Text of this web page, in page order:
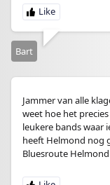
Bart
Jammer van alle
weet hoe het
leukere bands waar
heeft Helmond nog
Bluesroute